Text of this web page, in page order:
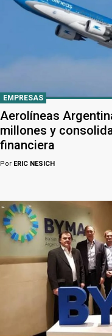
EMPRESAS
Aerolíneas
millones y
financiera
Por ERIC NESICH